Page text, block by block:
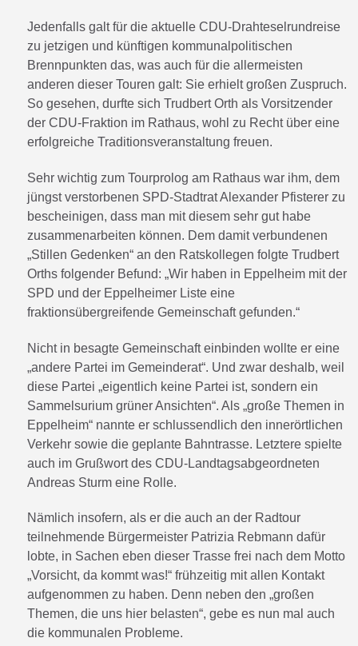
Jedenfalls galt für die aktuelle CDU-Drahteselrundreise
zu jetzigen und künftigen kommunalpolitischen
Brennpunkten das, was auch für die allermeisten
anderen dieser Touren galt: Sie erhielt großen Zuspruch.
So gesehen, durfte sich Trudbert Orth als Vorsitzender
der CDU-Fraktion im Rathaus, wohl zu Recht über eine
erfolgreiche Traditionsveranstaltung freuen.
Sehr wichtig zum Tourprolog am Rathaus war ihm, dem
jüngst verstorbenen SPD-Stadtrat Alexander Pfisterer zu
bescheinigen, dass man mit diesem sehr gut habe
zusammenarbeiten können. Dem damit verbundenen
„Stillen Gedenken“ an den Ratskollegen folgte Trudbert
Orths folgender Befund: „Wir haben in Eppelheim mit der
SPD und der Eppelheimer Liste eine
fraktionsübergreifende Gemeinschaft gefunden.“
Nicht in besagte Gemeinschaft einbinden wollte er eine
„andere Partei im Gemeinderat“. Und zwar deshalb, weil
diese Partei „eigentlich keine Partei ist, sondern ein
Sammelsurium grüner Ansichten“. Als „große Themen in
Eppelheim“ nannte er schlussendlich den innerörtlichen
Verkehr sowie die geplante Bahntrasse. Letztere spielte
auch im Grußwort des CDU-Landtagsabgeordneten
Andreas Sturm eine Rolle.
Nämlich insofern, als er die auch an der Radtour
teilnehmende Bürgermeister Patrizia Rebmann dafür
lobte, in Sachen eben dieser Trasse frei nach dem Motto
„Vorsicht, da kommt was!“ frühzeitig mit allen Kontakt
aufgenommen zu haben. Denn neben den „großen
Themen, die uns hier belasten“, gebe es nun mal auch
die kommunalen Probleme.